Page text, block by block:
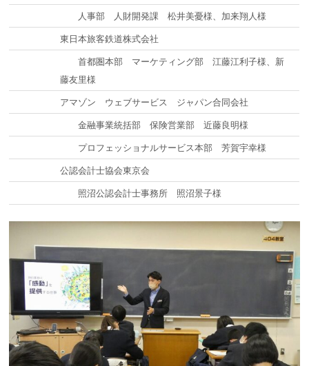
人事部 人財開発課 松井美憂様、加来翔人様
東日本旅客鉄道株式会社
首都圏本部 マーケティング部 江藤江利子様、新
藤友里様
アマゾン ウェブサービス ジャパン合同会社
金融事業統括部 保険営業部 近藤良明様
プロフェッショナルサービス本部 芳賀宇幸様
公認会計士協会東京会
照沼公認会計士事務所 照沼景子様